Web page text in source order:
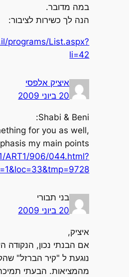
במה מדובר.
הנה לך כשירות לציבור:
programs/List.aspx?
איציק אלפסי
20 ביוני 2009
Shabi & Beni:
something for you as well,
emphasis my main points:
1/ART1/906/044.html?
hp=1&loc=33&tmp=9728
בני תבורי
20 ביוני 2009
איציק,
אם הבנתי נכון, הנקודה
נוגעת ל "קיר הברזל"
מהמציאות. הבעתי תמיכה